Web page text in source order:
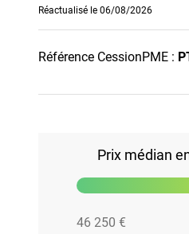
Réactualisé le 06/08/2026
Référence CessionPME :
Prix médian
46 250 €